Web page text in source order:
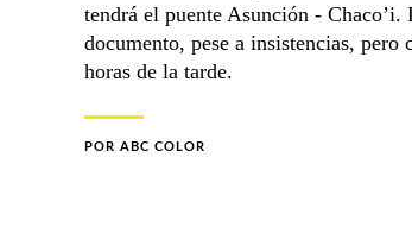
tendrá el puente Asunción -
documento, pese a insistencias,
horas de la tarde.
POR ABC COLOR